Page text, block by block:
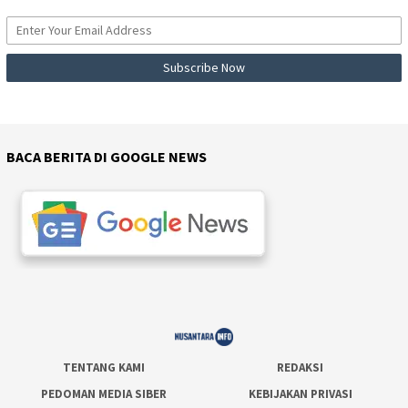
BACA BERITA DI GOOGLE NEWS
TENTANG KAMI
REDAKSI
PEDOMAN MEDIA SIBER
KEBIJAKAN PRIVASI